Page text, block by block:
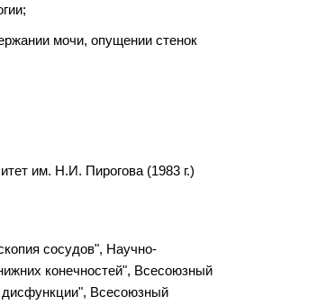
мочи, опущении стенок
им. Н.И. Пирогова (1983 г.)
сосудов", Научно-
конечностей", Всесоюзный
дисфункции", Всесоюзный